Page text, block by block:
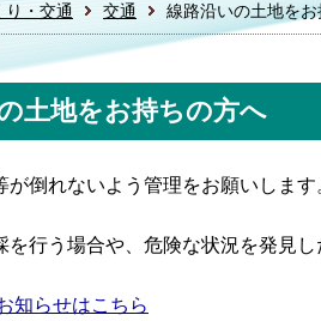
り・交通 交通 線路沿いの土地を
土地をお持ちの方へ
倒れないよう管理をお願いします
を行う場合や、危険な状況を発見
知らせはこちら